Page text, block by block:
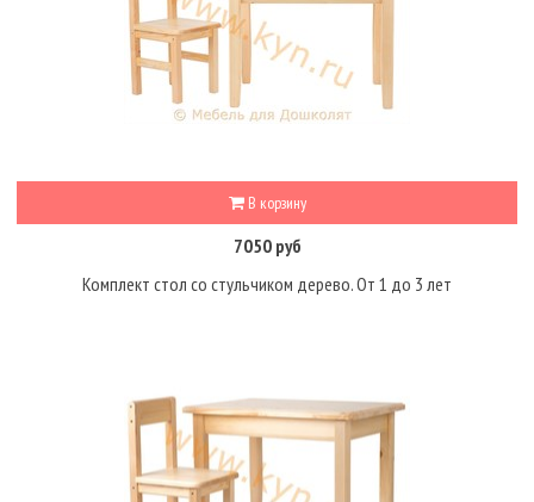
В корзину
7050 руб
Комплект стол со стульчиком дерево. От 1 до 3 лет